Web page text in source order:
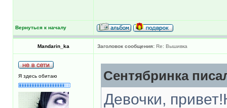
Вернуться к началу
Mandarin_ka Заголовок сообщения: Re: Вышивка
Я здесь обитаю Сентябринка
Девочки,